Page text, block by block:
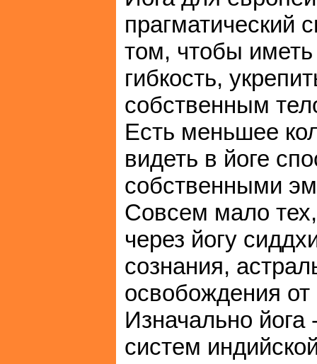
прагматический
том, чтобы
гибкость,
собственным
Есть меньшее
видеть в йоге
собственными
Совсем мало
через йогу
сознания,
освобождения от
Изначально
систем